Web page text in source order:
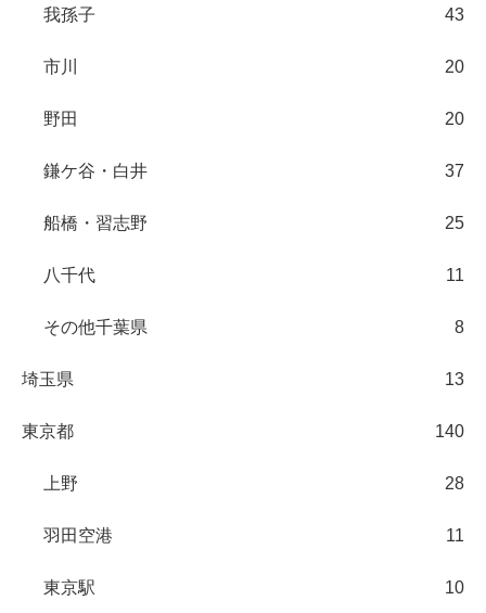
我孫子 43
市川 20
野田 20
鎌ケ谷・白井 37
船橋・習志野 25
八千代 11
その他千葉県 8
埼玉県 13
東京都 140
上野 28
羽田空港 11
東京駅 10